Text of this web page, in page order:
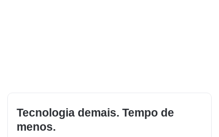
Tecnologia demais. Tempo de
menos.